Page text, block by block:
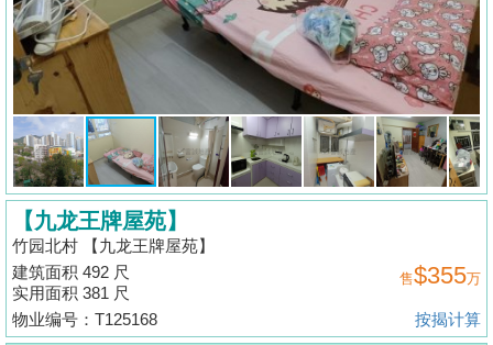
盘
宅
谷
按
揭
地
产
博
客
地
【九龙王牌屋苑】
竹园北村 【九龙王牌屋苑】
建筑面积 492 尺
实用面积 381 尺
售$355万
物业编号：T125168 按揭计算